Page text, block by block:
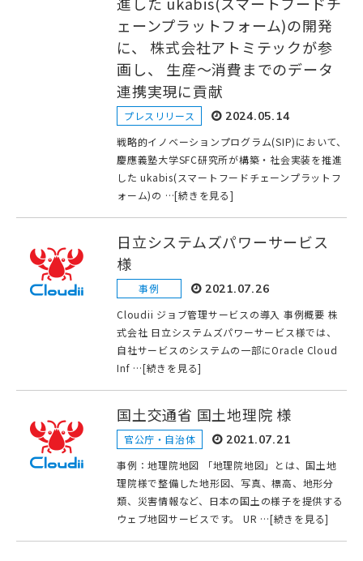
ェーンプラットフォーム)の開発
に、 株式会社アトミテックが参
画し、 生産～消費までのデータ
連携実現に貢献
プレスリリース 2024.05.14
戦略的イノベーションプログラム(SIP)において、
慶應義塾大学SFC研究所が構築・社会実装を推進
した ukabis(スマートフードチェーンプラットフ
ォーム)の …[続きを見る]
日立システムズパワーサービス
様
事例 2021.07.26
Cloudii ジョブ管理サービスの導入 事例概要 株
式会社 日立システムズパワーサービス様では、
自社サービスのシステムの一部にOracle Cloud
Inf …[続きを見る]
国土交通省 国土地理院 様
官公庁・自治体 2021.07.21
事例：地理院地図 「地理院地図」とは、国土地
理院様で整備した地形図、写真、標高、地形分
類、災害情報など、日本の国土の様子を提供する
ウェブ地図サービスです。 UR …[続きを見る]